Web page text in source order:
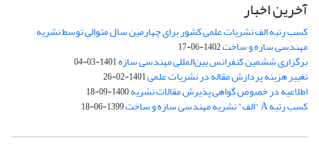
آخرین اخبار
کسب رتبه الف نشریات علمی کشور برای چهارمین سال متوالی توسط نشریه
مهندسی سازه و ساخت1402-06-17
برگزاری ششمین کنفرانس بین‌المللی مهندسی سازه1401-03-04
تغییر هزینه پردازش مقاله در نشریات علمی1401-02-26
اطلاعیه در خصوص گواهی پذیرش مقالات نشریه1400-09-18
کسب رتبه A "الف" نشریه مهندسی سازه و ساخت 1399-06-18